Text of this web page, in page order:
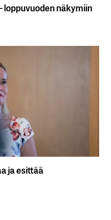
loppuvuoden näkymiin
ja esittää